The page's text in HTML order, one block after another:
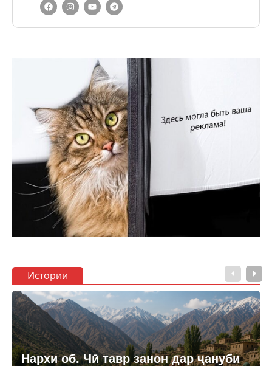
Истории
Нархи об. Чӣ тавр занон дар ҷануби